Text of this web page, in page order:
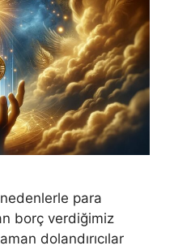
para
borç verdiğimiz
dolandırıcılar